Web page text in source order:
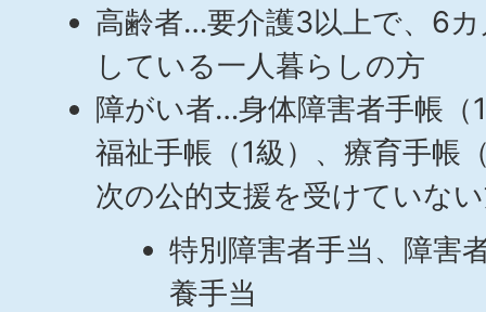
高齢者…要介護3以上で、6
している一人暮らしの方
障がい者…身体障害者手帳（
福祉手帳（1級）、療育手帳
次の公的支援を受けていな
特別障害者手当、障害
養手当